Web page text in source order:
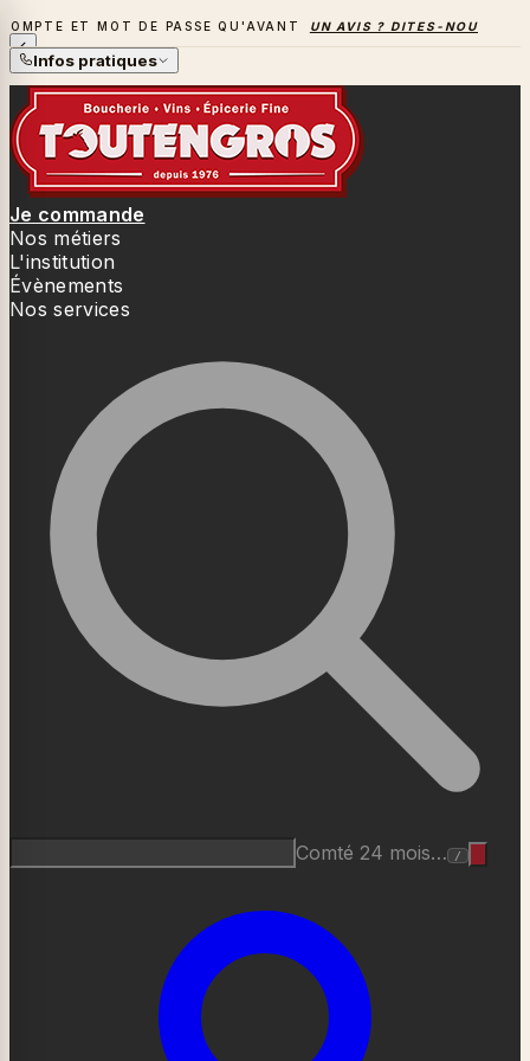
MOT DE PASSE QU'AVANT UN AVIS ? DITES-NOUS TOUT →
LA SAISON DES BARBECUES BAT SON PLEIN
Infos pratiques
Je commande
Nos métiers
L'institution
Évènements
Nos services
Comté 24 mois… /